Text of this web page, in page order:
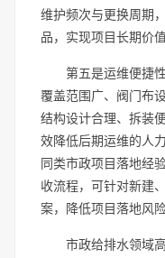
维护频次与更换周期
品，实现项目长期价值
第五是运维便捷
覆盖范围广、阀门布
结构设计合理、拆装
效降低后期运维的人
同类市政项目落地经
收流程，可针对新建
案，降低项目落地风险
市政给排水领域